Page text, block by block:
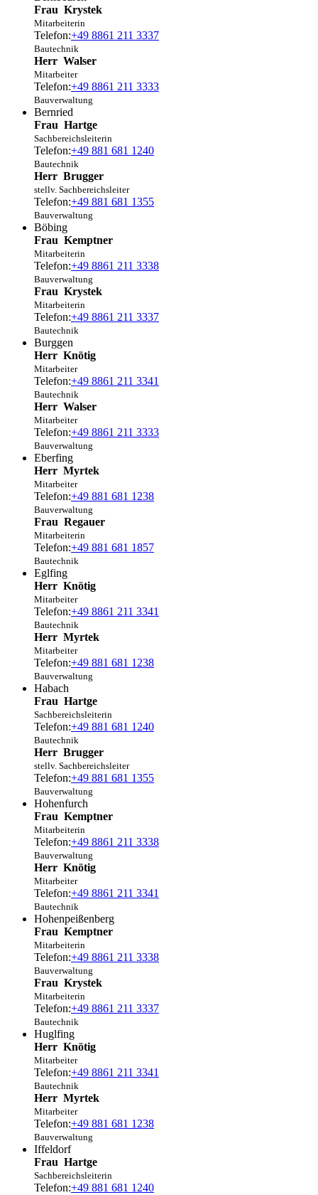
Frau Krystek
Mitarbeiterin
Telefon:+49 8861 211 3337
Bautechnik
Herr Walser
Mitarbeiter
Telefon:+49 8861 211 3333
Bauverwaltung
Bernried
Frau Hartge
Sachbereichsleiterin
Telefon:+49 881 681 1240
Bautechnik
Herr Brugger
stellv. Sachbereichsleiter
Telefon:+49 881 681 1355
Bauverwaltung
Böbing
Frau Kemptner
Mitarbeiterin
Telefon:+49 8861 211 3338
Bauverwaltung
Frau Krystek
Mitarbeiterin
Telefon:+49 8861 211 3337
Bautechnik
Burggen
Herr Knötig
Mitarbeiter
Telefon:+49 8861 211 3341
Bautechnik
Herr Walser
Mitarbeiter
Telefon:+49 8861 211 3333
Bauverwaltung
Eberfing
Herr Myrtek
Mitarbeiter
Telefon:+49 881 681 1238
Bauverwaltung
Frau Regauer
Mitarbeiterin
Telefon:+49 881 681 1857
Bautechnik
Eglfing
Herr Knötig
Mitarbeiter
Telefon:+49 8861 211 3341
Bautechnik
Herr Myrtek
Mitarbeiter
Telefon:+49 881 681 1238
Bauverwaltung
Habach
Frau Hartge
Sachbereichsleiterin
Telefon:+49 881 681 1240
Bautechnik
Herr Brugger
stellv. Sachbereichsleiter
Telefon:+49 881 681 1355
Bauverwaltung
Hohenfurch
Frau Kemptner
Mitarbeiterin
Telefon:+49 8861 211 3338
Bauverwaltung
Herr Knötig
Mitarbeiter
Telefon:+49 8861 211 3341
Bautechnik
Hohenpeißenberg
Frau Kemptner
Mitarbeiterin
Telefon:+49 8861 211 3338
Bauverwaltung
Frau Krystek
Mitarbeiterin
Telefon:+49 8861 211 3337
Bautechnik
Huglfing
Herr Knötig
Mitarbeiter
Telefon:+49 8861 211 3341
Bautechnik
Herr Myrtek
Mitarbeiter
Telefon:+49 881 681 1238
Bauverwaltung
Iffeldorf
Frau Hartge
Sachbereichsleiterin
Telefon:+49 881 681 1240